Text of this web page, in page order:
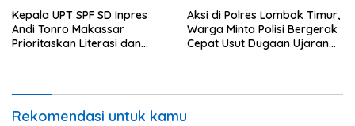
Kepala UPT SPF SD Inpres
Andi Tonro Makassar
Prioritaskan Literasi dan
Aksi di Polres Lombok Timur,
Warga Minta Polisi Bergerak
Cepat Usut Dugaan Ujaran
Rekomendasi untuk kamu